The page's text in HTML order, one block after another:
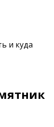
и куда